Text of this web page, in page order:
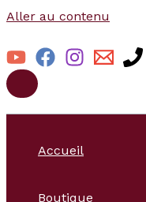
Aller au contenu
Accueil
Boutique